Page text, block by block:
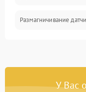
Размагничивание
цветов дисплеяУ Вас